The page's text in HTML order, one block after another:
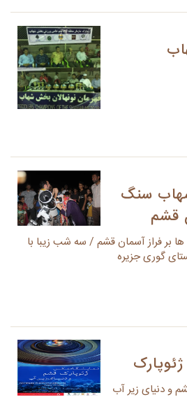
سنگ
قشم
بر فراز آسمان قشم / سه شب زیبا با
گوری جزیره
و دنیای زیر آب